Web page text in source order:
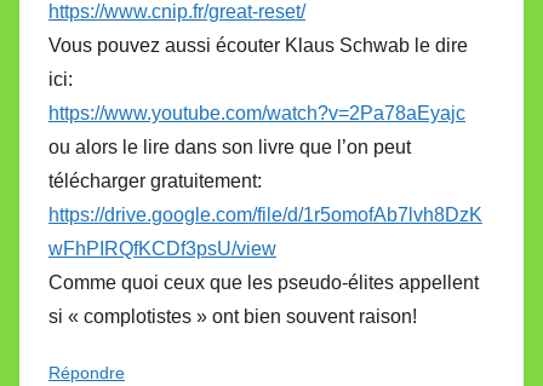
https://www.cnip.fr/great-reset/
Vous pouvez aussi écouter Klaus Schwab le dire
ici:
https://www.youtube.com/watch?v=2Pa78aEyajc
ou alors le lire dans son livre que l’on peut
télécharger gratuitement:
https://drive.google.com/file/d/1r5omofAb7lvh8DzK
wFhPIRQfKCDf3psU/view
Comme quoi ceux que les pseudo-élites appellent
si « complotistes » ont bien souvent raison!
Répondre